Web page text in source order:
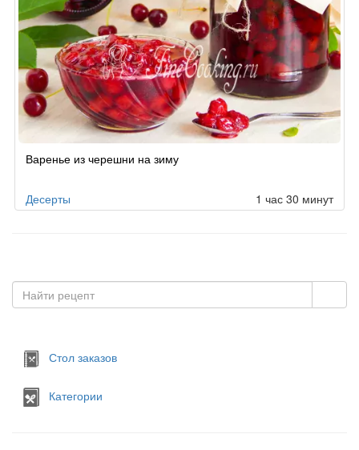
Варенье из черешни на зиму
Десерты 1 час 30 минут
Стол заказов
Категории